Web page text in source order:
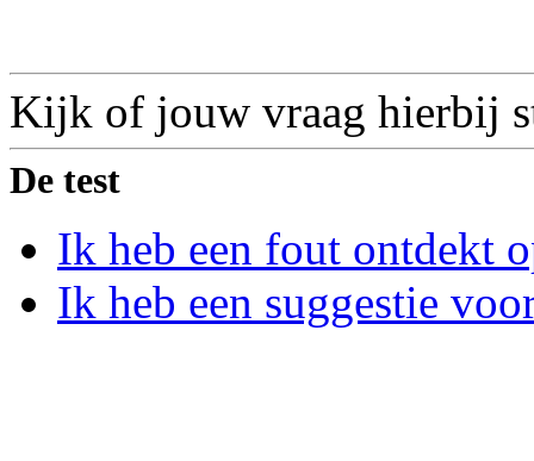
Kijk of jouw vraag hierbij
De test
Ik heb een fout ontdekt
Ik heb een suggestie